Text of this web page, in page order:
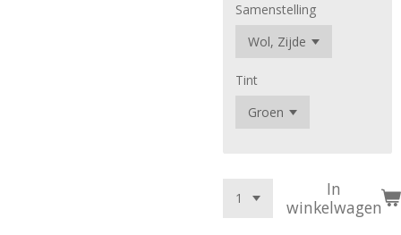
Samenstelling
Tint
In
winkelwagen